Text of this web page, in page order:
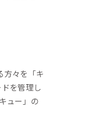
方々を「キ
を管理し
ュー」の